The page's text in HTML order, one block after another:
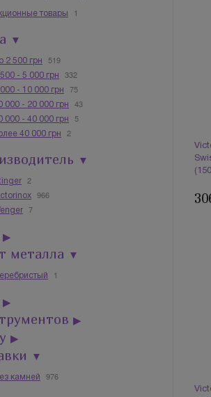
товары 1
▼
2 500 грн 519
- 5 000 грн 332
- 10 000 грн 75
000 - 20 000 грн 43
000 - 40 000 грн 5
40 000 грн 2
▼
2
966
7
▶
металла ▼
1
▶
▶
▶
▼
камней 976